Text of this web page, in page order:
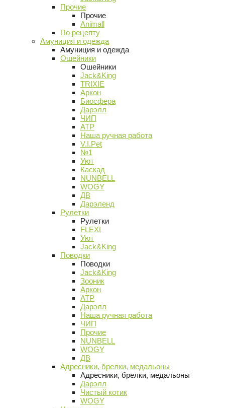
Прочие
Прочие
Animall
По рецепту
Амуниция и одежда
Амуниция и одежда
Ошейники
Ошейники
Jack&King
TRIXIE
Аркон
Биосфера
Дарэлл
ЧИП
АТР
Наша ручная работа
V.I.Pet
№1
Уют
Каскад
NUNBELL
WOGY
ДВ
Дарэленд
Рулетки
Рулетки
FLEXI
Уют
Jack&King
Поводки
Поводки
Jack&King
Зооник
Аркон
АТР
Дарэлл
Наша ручная работа
ЧИП
Прочие
NUNBELL
WOGY
ДВ
Адресники, брелки, медальоны
Адресники, брелки, медальоны
Дарэлл
Чистый котик
WOGY